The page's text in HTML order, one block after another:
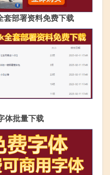
套部署资料免费下载
体批量下载